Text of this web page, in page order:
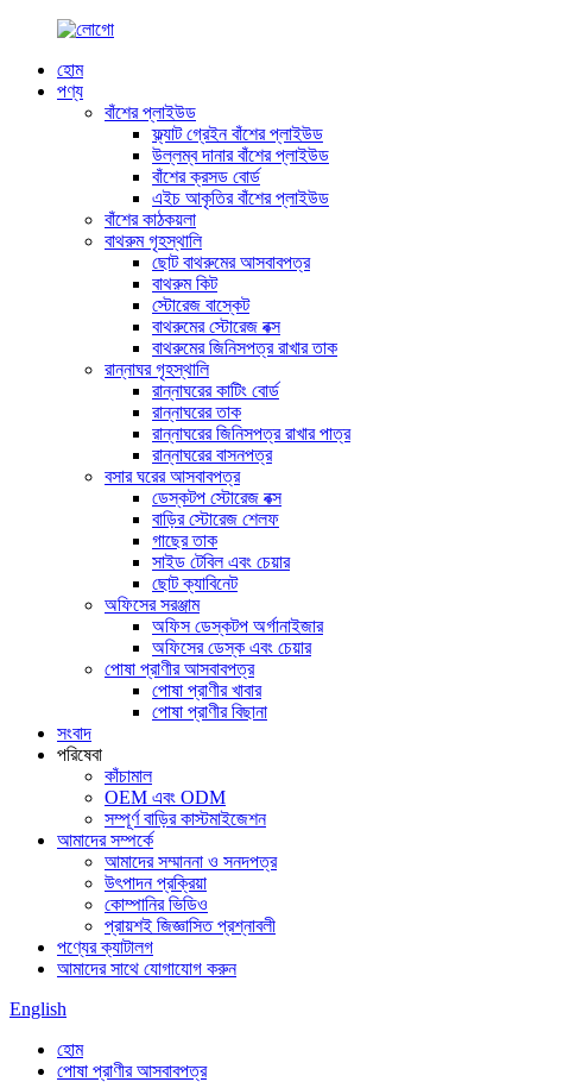
হোম
পণ্য
বাঁশের প্লাইউড
ফ্ল্যাট গ্রেইন বাঁশের প্লাইউড
উল্লম্ব দানার বাঁশের প্লাইউড
বাঁশের ক্রসড বোর্ড
এইচ আকৃতির বাঁশের প্লাইউড
বাঁশের কাঠকয়লা
বাথরুম গৃহস্থালি
ছোট বাথরুমের আসবাবপত্র
বাথরুম কিট
স্টোরেজ বাস্কেট
বাথরুমের স্টোরেজ বক্স
বাথরুমের জিনিসপত্র রাখার তাক
রান্নাঘর গৃহস্থালি
রান্নাঘরের কাটিং বোর্ড
রান্নাঘরের তাক
রান্নাঘরের জিনিসপত্র রাখার পাত্র
রান্নাঘরের বাসনপত্র
বসার ঘরের আসবাবপত্র
ডেস্কটপ স্টোরেজ বক্স
বাড়ির স্টোরেজ শেলফ
গাছের তাক
সাইড টেবিল এবং চেয়ার
ছোট ক্যাবিনেট
অফিসের সরঞ্জাম
অফিস ডেস্কটপ অর্গানাইজার
অফিসের ডেস্ক এবং চেয়ার
পোষা প্রাণীর আসবাবপত্র
পোষা প্রাণীর খাবার
পোষা প্রাণীর বিছানা
সংবাদ
পরিষেবা
কাঁচামাল
OEM এবং ODM
সম্পূর্ণ বাড়ির কাস্টমাইজেশন
আমাদের সম্পর্কে
আমাদের সম্মাননা ও সনদপত্র
উৎপাদন প্রক্রিয়া
কোম্পানির ভিডিও
প্রায়শই জিজ্ঞাসিত প্রশ্নাবলী
পণ্যের ক্যাটালগ
আমাদের সাথে যোগাযোগ করুন
English
হোম
পোষা প্রাণীর আসবাবপত্র